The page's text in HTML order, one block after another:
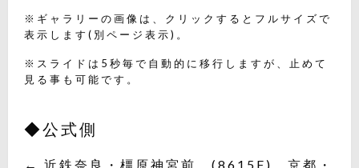
※ギャラリーの画像は、クリックするとフルサイズで
表示します(別ページ表示)。
※スライドは5秒毎で自動的に移行しますが、止めて
見る事も可能です。
◆公式側
← 近鉄奈良・橿原神宮前 (8615F) 京都・